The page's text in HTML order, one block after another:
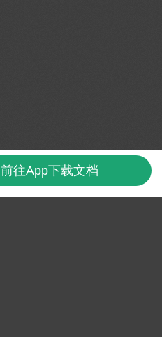
前往App下载文档